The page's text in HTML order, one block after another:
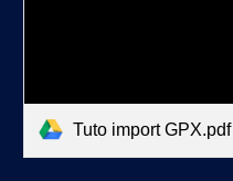
Tuto import GPX.pdf